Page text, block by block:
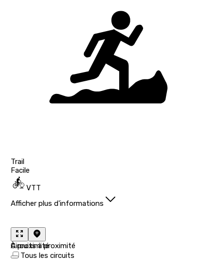
Trail
Facile
VTT
Afficher plus d'informations
À proximité
Circuits à proximité
Tous les circuits